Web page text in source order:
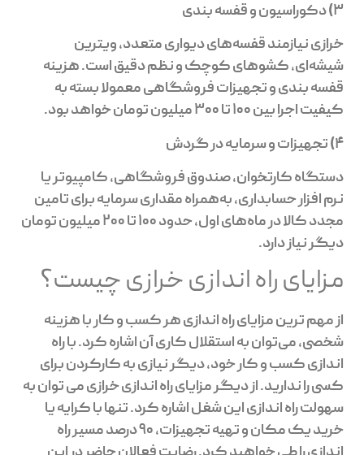
3) دکوراسیون و قفسه بندی
خرازی نیازمند قفسه‌های دیواری متعدد، ویترین
شیشه‌ای، کشوهای کوچک و نظم دقیق است. هزینه
قفسه بندی و تجهیزات فروشگاهی معمولا بسته به
کیفیت اجرا بین ۱۰۰ تا ۳۰۰ میلیون تومان خواهد بود.
4) تجهیزات و سرمایه در گردش
دستگاه کارتخوان، صندوق فروشگاهی، کامپیوتر یا
نرم افزار حسابداری، به‌همراه مقداری سرمایه برای تامین
مجدد کالا در ماه‌های اول، حدود ۱۰۰ تا ۲۰۰ میلیون تومان
دیگر نیاز دارد.
مزایای راه اندازی خرازی چیست؟
از مهم ترین مزایای راه اندازی هر کسب و کار با هزینه
شخصی، می‌توان به استقلال کاری آن اشاره کرد. با راه
اندازی کسب و کار خود، دیگر نیازی به کارکردن برای
کسی را ندارید. از دیگر مزایای راه اندازی خرازی می توان به
سهولت راه اندازی این شغل اشاره کرد. تنها با کرایه یا
خرید یک مکان و تهیه تجهیزات، 90 درصد مسیر راه